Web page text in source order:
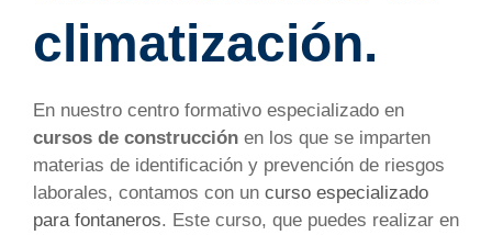
climatización.
En nuestro centro formativo especializado en
cursos de construcción en los que se imparten
materias de identificación y prevención de riesgos
laborales, contamos con un curso especializado
para fontaneros. Este curso, que puedes realizar en